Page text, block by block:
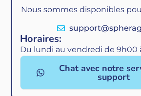
Nous sommes disponibles
Horaires:
Du lundi au vendredi de 9h00
Chat avec notre
support